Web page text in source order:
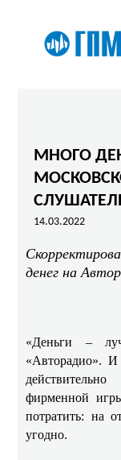
МНОГО
14.03.2022
денег на
«Деньги –
«Авторадио». И
фирменной
потратить: на
угодно.